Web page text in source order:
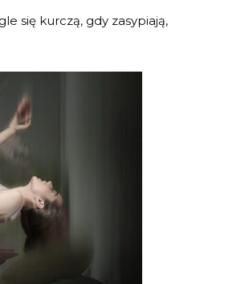
się kurczą, gdy zasypiają,